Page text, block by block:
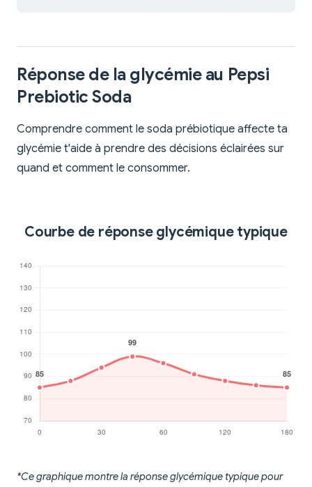
Réponse de la glycémie au Pepsi
Prebiotic Soda
Comprendre comment le soda prébiotique affecte ta
glycémie t'aide à prendre des décisions éclairées sur
quand et comment le consommer.
Courbe de réponse glycémique typique
*Ce graphique montre la réponse glycémique typique pour